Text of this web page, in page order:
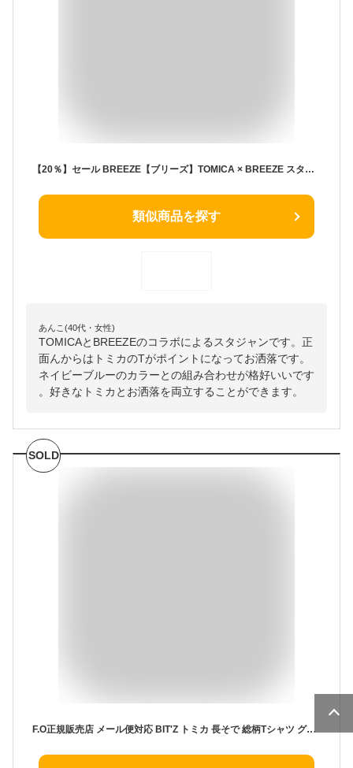
【20％】セール BREEZE【ブリーズ】TOMICA × BREEZE スタジャン【人気 子供服 ベビー キッズ アウター 羽織 ジャンパー トミカ 車 乗り物 刺繍 ワッペン おしゃれ 男の子 sale】J502945
類似商品を探す
あんこ(40代・女性)
TOMICAとBREEZEのコラボによるスタジャンです。正
面んからはトミカのTがポイントになってお洒落です。
ネイビーブルーのカラーとの組み合わせが格好いいです
。好きなトミカとお洒落を両立することができます。
SOLD
F.O正規販売店 メール便対応 BIT'Z トミカ 長そで 総柄Tシャツ グレー 80cm ロンティ 長そで 男の子 子ども服 こども服 ビッツ エフオー FO